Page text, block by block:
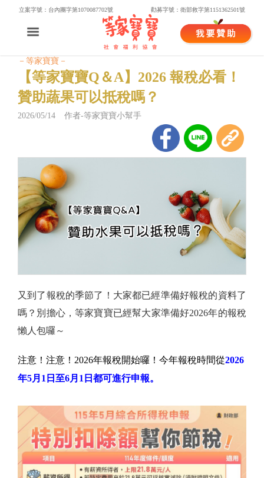
立案字號：台內團字第1070087702號 勸募字號：衛部救字第1151362501號
－等家寶寶－
【等家寶寶Q＆A】2026 報稅必看！
贊助蔬果可以抵稅嗎？
2026/05/14 作者-等家寶寶小幫手
又到了報稅的季節了！大家都已經準備好報稅的資料了
嗎？別擔心，等家寶寶已經幫大家準備好2026年的報稅
懶人包囉～
注意！注意！2026年報稅開始囉！今年報稅時間從2026
年5月1日至6月1日都可進行申報。